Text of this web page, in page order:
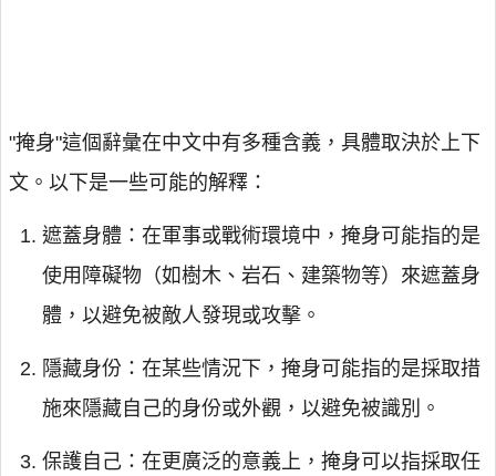
"掩身"這個辭彙在中文中有多種含義，具體取決於上下
文。以下是一些可能的解釋：
遮蓋身體：在軍事或戰術環境中，掩身可能指的是
使用障礙物（如樹木、岩石、建築物等）來遮蓋身
體，以避免被敵人發現或攻擊。
隱藏身份：在某些情況下，掩身可能指的是採取措
施來隱藏自己的身份或外觀，以避免被識別。
保護自己：在更廣泛的意義上，掩身可以指採取任